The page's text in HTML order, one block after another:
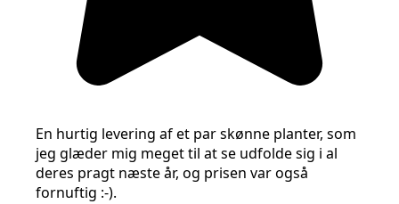
En hurtig levering af et par skønne planter, som
jeg glæder mig meget til at se udfolde sig i al
deres pragt næste år, og prisen var også
fornuftig :-).